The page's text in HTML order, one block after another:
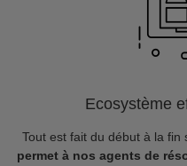
Ecosystème
Tout est fait du début à la fin
permet à nos agents de